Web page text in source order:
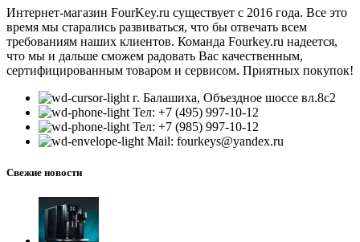
Интернет-магазин FourKey.ru существует с 2016 года. Все это
время мы старались развиваться, что бы отвечать всем
требованиям наших клиентов. Команда Fourkey.ru надеется,
что мы и дальше сможем радовать Вас качественным,
сертифицированным товаром и сервисом. Приятных покупок!
г. Балашиха, Объездное шоссе вл.8c2
Тел: +7 (495) 997-10-12
Тел: +7 (985) 997-10-12
Mail: fourkeys@yandex.ru
Свежие новости